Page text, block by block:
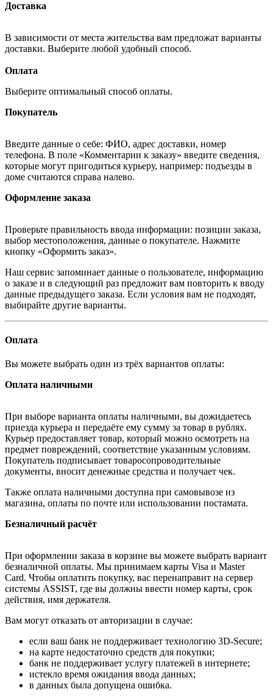
Доставка
В зависимости от места жительства вам предложат варианты
доставки. Выберите любой удобный способ.
Оплата
Выберите оптимальный способ оплаты.
Покупатель
Введите данные о себе: ФИО, адрес доставки, номер
телефона. В поле «Комментарии к заказу» введите сведения,
которые могут пригодиться курьеру, например: подъезды в
доме считаются справа налево.
Оформление заказа
Проверьте правильность ввода информации: позиции заказа,
выбор местоположения, данные о покупателе. Нажмите
кнопку «Оформить заказ».
Наш сервис запоминает данные о пользователе, информацию
о заказе и в следующий раз предложит вам повторить к вводу
данные предыдущего заказа. Если условия вам не подходят,
выбирайте другие варианты.
Оплата
Вы можете выбрать один из трёх вариантов оплаты:
Оплата наличными
При выборе варианта оплаты наличными, вы дожидаетесь
приезда курьера и передаёте ему сумму за товар в рублях.
Курьер предоставляет товар, который можно осмотреть на
предмет повреждений, соответствие указанным условиям.
Покупатель подписывает товаросопроводительные
документы, вносит денежные средства и получает чек.
Также оплата наличными доступна при самовывозе из
магазина, оплаты по почте или использовании постамата.
Безналичный расчёт
При оформлении заказа в корзине вы можете выбрать вариант
безналичной оплаты. Мы принимаем карты Visa и Master
Card. Чтобы оплатить покупку, вас перенаправит на сервер
системы ASSIST, где вы должны ввести номер карты, срок
действия, имя держателя.
Вам могут отказать от авторизации в случае:
если ваш банк не поддерживает технологию 3D-Secure;
на карте недостаточно средств для покупки;
банк не поддерживает услугу платежей в интернете;
истекло время ожидания ввода данных;
в данных была допущена ошибка.